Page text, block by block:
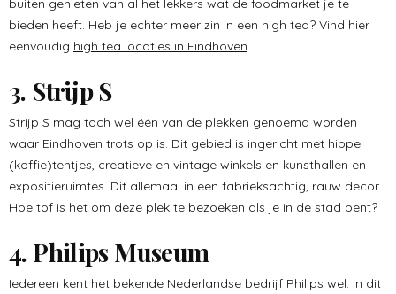
buiten genieten van al het lekkers wat de foodmarket je te
bieden heeft. Heb je echter meer zin in een high tea? Vind hier
eenvoudig high tea locaties in Eindhoven.
3. Strijp S
Strijp S mag toch wel één van de plekken genoemd worden
waar Eindhoven trots op is. Dit gebied is ingericht met hippe
(koffie)tentjes, creatieve en vintage winkels en kunsthallen en
expositieruimtes. Dit allemaal in een fabrieksachtig, rauw decor.
Hoe tof is het om deze plek te bezoeken als je in de stad bent?
4. Philips Museum
Iedereen kent het bekende Nederlandse bedrijf Philips wel. In dit